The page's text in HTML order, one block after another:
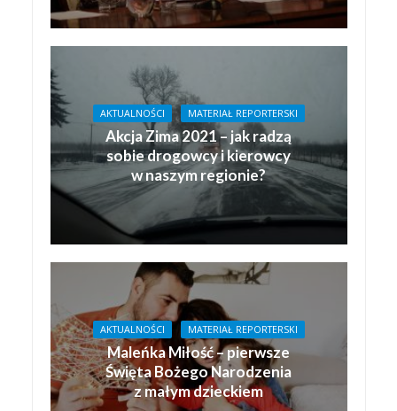
AKTUALNOŚCI MATERIAŁ REPORTERSKI
Akcja Zima 2021 – jak radzą
sobie drogowcy i kierowcy
w naszym regionie?
AKTUALNOŚCI MATERIAŁ REPORTERSKI
Maleńka Miłość – pierwsze
Święta Bożego Narodzenia
z małym dzieckiem